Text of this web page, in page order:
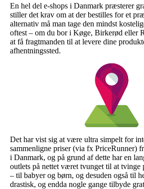
En hel del e-shops i Danmark præsterer
stiller det krav om at der bestilles for et
alternativ må man tage den mindst
oftest – om du bor i Køge, Birkerød eller
at få fragtmanden til at levere dine
afhentningssted.
Det har vist sig at være ultra simpelt for
sammenligne priser (via fx PriceRunner)
i Danmark, og på grund af dette har en
outlets på nettet været tvunget til at tvinge
– til babyer og børn, og desuden også til
drastisk, og endda nogle gange tilbyde